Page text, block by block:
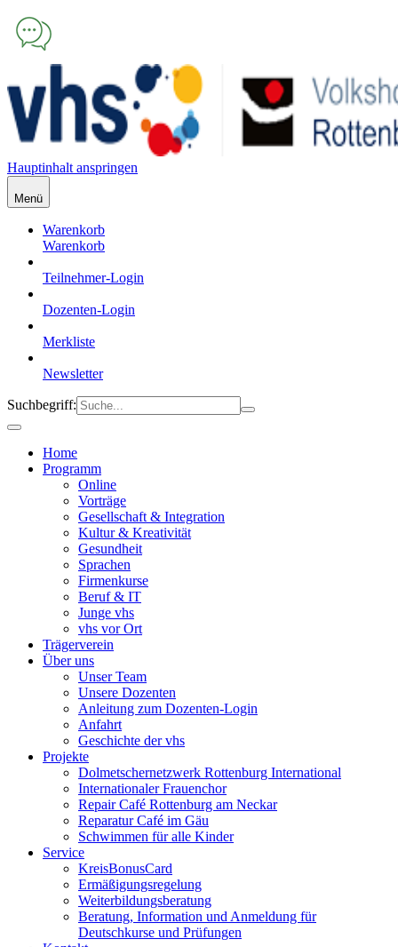
Hauptinhalt anspringen
Menü
Warenkorb
Warenkorb
Teilnehmer-Login
Dozenten-Login
Merkliste
Newsletter
Suchbegriff:
Home
Programm
Online
Vorträge
Gesellschaft & Integration
Kultur & Kreativität
Gesundheit
Sprachen
Firmenkurse
Beruf & IT
Junge vhs
vhs vor Ort
Trägerverein
Über uns
Unser Team
Unsere Dozenten
Anleitung zum Dozenten-Login
Anfahrt
Geschichte der vhs
Projekte
Dolmetschernetzwerk Rottenburg International
Internationaler Frauenchor
Repair Café Rottenburg am Neckar
Reparatur Café im Gäu
Schwimmen für alle Kinder
Service
KreisBonusCard
Ermäßigungsregelung
Weiterbildungsberatung
Beratung, Information und Anmeldung für
Deutschkurse und Prüfungen